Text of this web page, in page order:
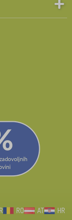
RO AT
HR